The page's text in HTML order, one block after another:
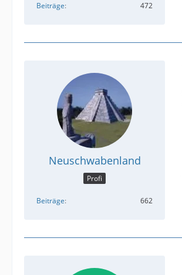
Beiträge 472
Neuschwabenland
Profi
Beiträge 662